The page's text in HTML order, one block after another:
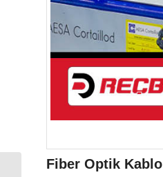
Fiber Optik Kablo